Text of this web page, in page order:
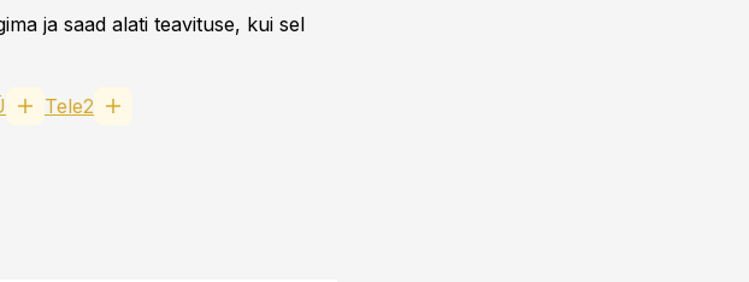
ja saad alati teavituse, kui sel
Tele2